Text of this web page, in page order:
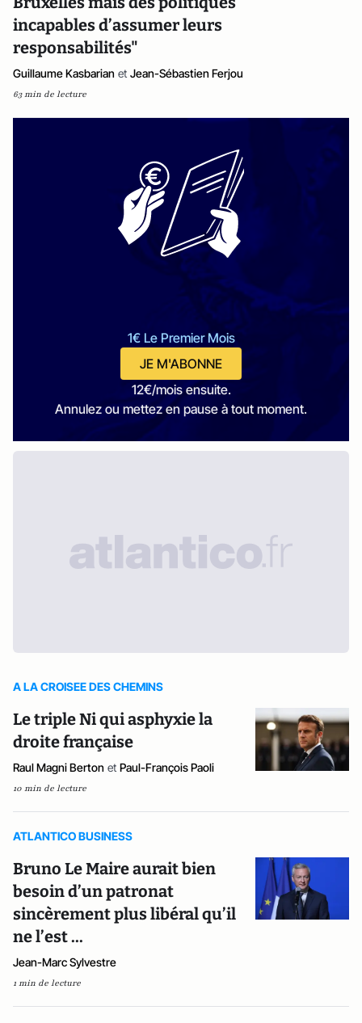
incapables d’assumer leurs
responsabilités"
Guillaume Kasbarian et Jean-Sébastien Ferjou
63 min de lecture
1€ Le Premier Mois
JE M'ABONNE
12€/mois ensuite.
Annulez ou mettez en pause à tout moment.
A LA CROISEE DES CHEMINS
Le triple Ni qui asphyxie la
droite française
Raul Magni Berton et Paul-François Paoli
10 min de lecture
ATLANTICO BUSINESS
Bruno Le Maire aurait bien
besoin d’un patronat
sincèrement plus libéral qu’il
ne l’est ...
Jean-Marc Sylvestre
1 min de lecture